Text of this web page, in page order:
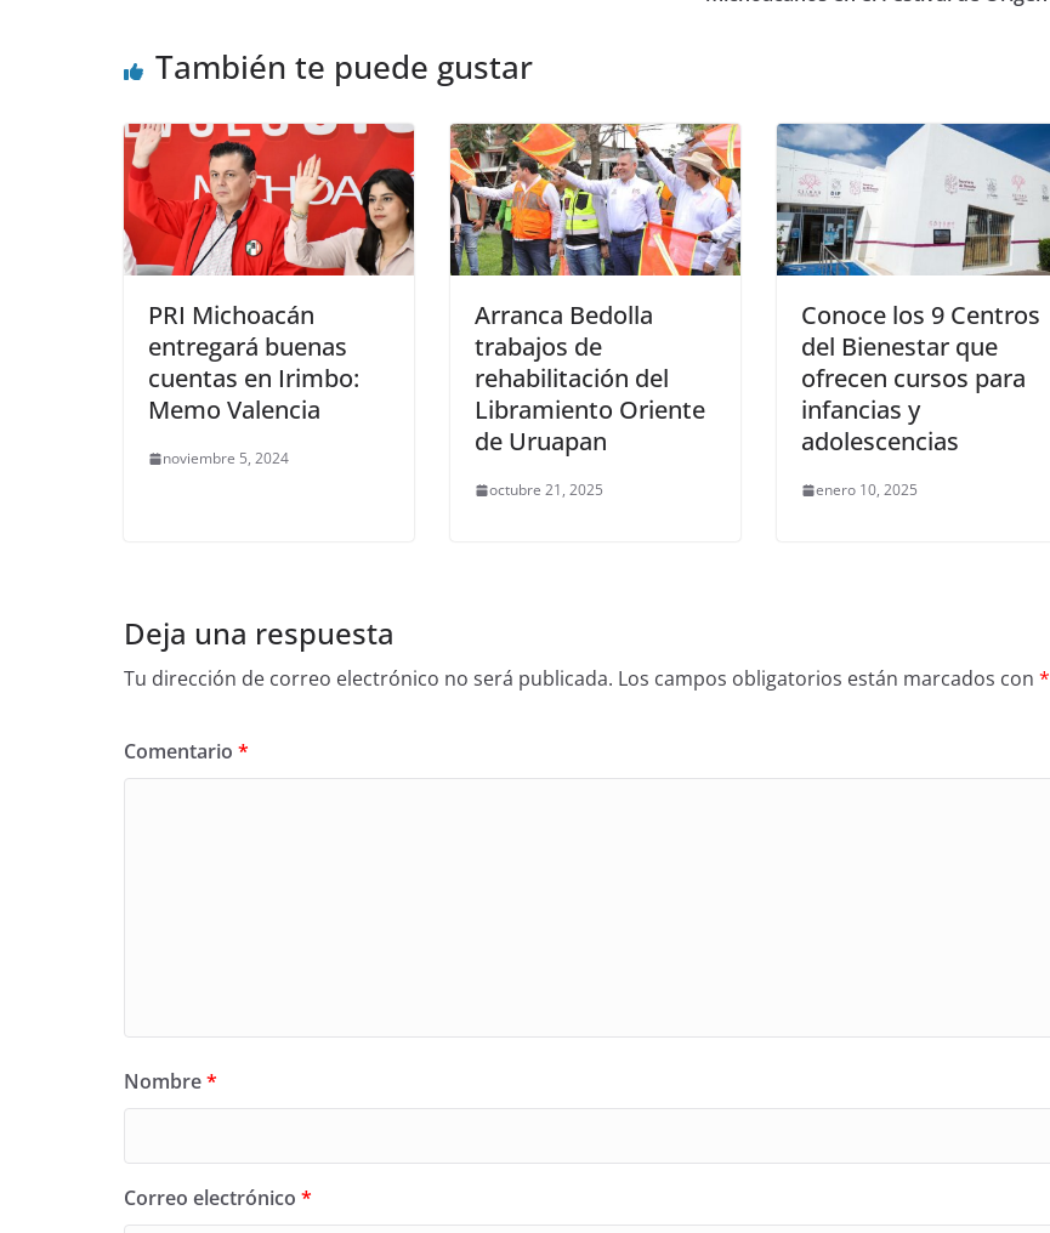
También te puede gustar
PRI Michoacán
entregará buenas
cuentas en Irimbo:
Memo Valencia
noviembre 5, 2024
Arranca Bedolla
trabajos de
rehabilitación del
Libramiento Oriente
de Uruapan
octubre 21, 2025
Conoce los 9 Centros
del Bienestar que
ofrecen cursos para
infancias y
adolescencias
enero 10, 2025
Deja una respuesta
Tu dirección de correo electrónico no será publicada. Los campos obligatorios están marcados con *
Comentario *
Nombre*
Correo electrónico *